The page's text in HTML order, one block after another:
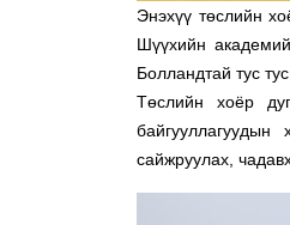
Энэхүү төслийн
Шүүхийн
Болландтай тус
Төслийн хоёр
байгууллагуудын
сайжруулах,